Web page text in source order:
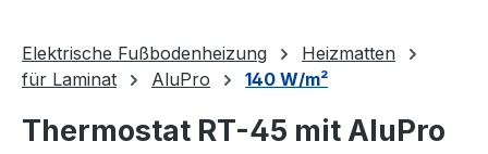
Elektrische Fußbodenheizung
Heizmatten
für Laminat
AluPro 140 W/m²
Thermostat RT-45 mit AluPro